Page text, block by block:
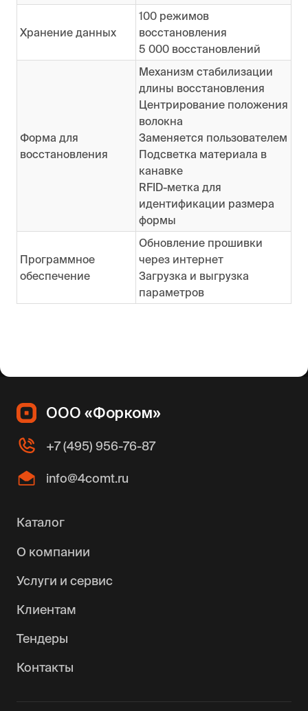
Хранение данных
100 режимов
восстановления
5 000 восстановлений
Форма для
восстановления
Механизм стабилизации
длины восстановления
Центрирование положения
волокна
Заменяется пользователем
Подсветка материала в
канавке
RFID-метка для
идентификации размера
формы
Программное
обеспечение
Обновление прошивки
через интернет
Загрузка и выгрузка
параметров
ООО «Форком»
+7 (495) 956-76-87
info@4comt.ru
Каталог
О компании
Услуги и сервис
Клиентам
Тендеры
Контакты